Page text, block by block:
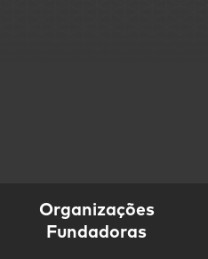
Organizações
Fundadoras